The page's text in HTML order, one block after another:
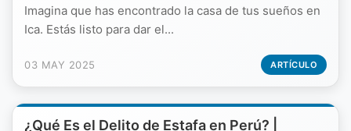
Imagina que has encontrado la casa de tus sueños en
Ica. Estás listo para dar el...
03 MAY 2025 ARTÍCULO
¿Qué Es el Delito de Estafa en Perú? |